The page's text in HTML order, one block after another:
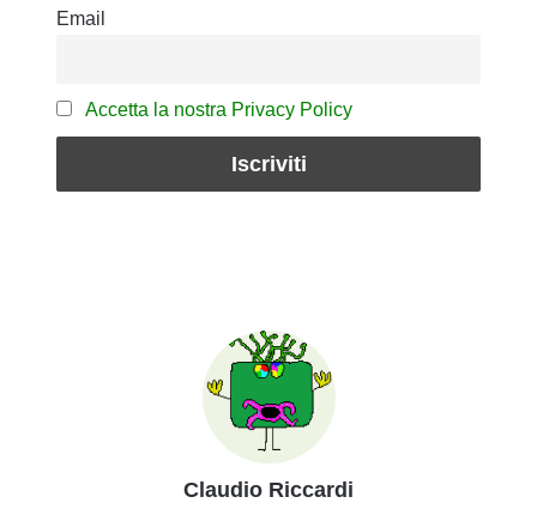
Email
Accetta la nostra Privacy Policy
Claudio Riccardi